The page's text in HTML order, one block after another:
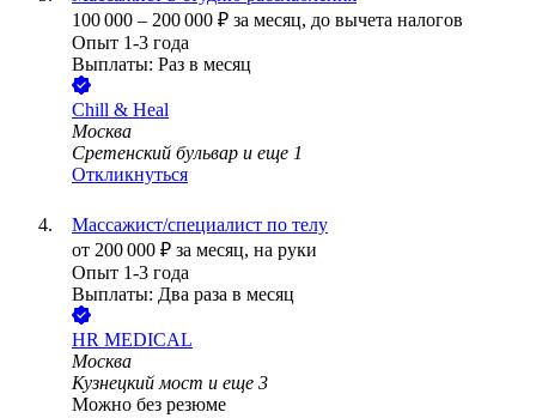
100 000 – 200 000 ₽ за месяц, до вычета налогов
Опыт 1-3 года
Выплаты: Раз в месяц
Chill & Heal
Москва
Сретенский бульвар и еще 1
Откликнуться
Массажист/специалист по телу
от 200 000 ₽ за месяц, на руки
Опыт 1-3 года
Выплаты: Два раза в месяц
HR MEDICAL
Москва
Кузнецкий мост и еще 3
Можно без резюме